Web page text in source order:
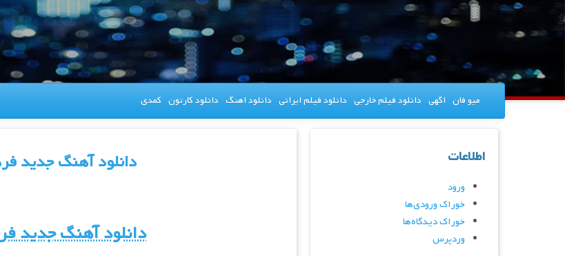
میو فان اگهی دانلود فیلم خارجی دانلود فیلم ایرانی دانلود اهنگ دانلود کارتون کمدی
دانلود آهنگ جدید
دانلود آهنگ جدید
اطلاعات
ورود
خوراک ورودی‌ها
خوراک دیدگاه‌ها
وردپرس